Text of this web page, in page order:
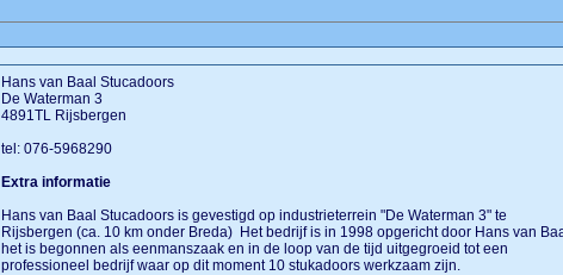
Hans van Baal Stucadoors
De Waterman 3
4891TL Rijsbergen
tel: 076-5968290
Extra informatie
Hans van Baal Stucadoors is gevestigd op industrieterrein "De Waterman 3" te
Rijsbergen (ca. 10 km onder Breda) Het bedrijf is in 1998 opgericht door Hans van
het is begonnen als eenmanszaak en in de loop van de tijd uitgegroeid tot een
professioneel bedrijf waar op dit moment 10 stukadoors werkzaam zijn.